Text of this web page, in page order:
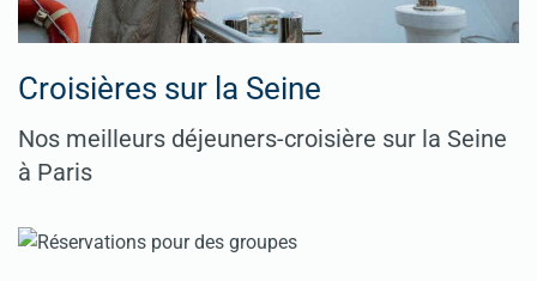
Croisières sur la Seine
Nos meilleurs déjeuners-croisière sur la Seine
à Paris